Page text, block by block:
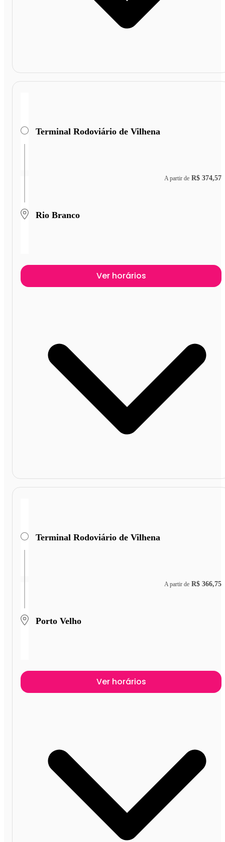
Terminal Rodoviário de Vilhena
Rio Branco
A partir de R$ 374,57
Ver horários
Terminal Rodoviário de Vilhena
Porto Velho
A partir de R$ 366,75
Ver horários